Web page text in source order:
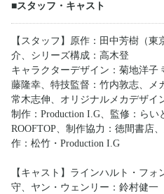
■スタッフ・キャスト
【スタッフ】原作：田中芳樹（
介、シリーズ構成：高木登
キャラクターデザイン：菊地洋子
藤隆幸、特技監督：竹内敦志、メ
常木志伸、オリジナルメカデザイ
制作：Production I.G、監修：らい
ROOFTOP、制作協力：徳間書店
作：松竹・Production I.G
【キャスト】ラインハルト・フ
守、ヤン・ウェンリー：鈴村健一